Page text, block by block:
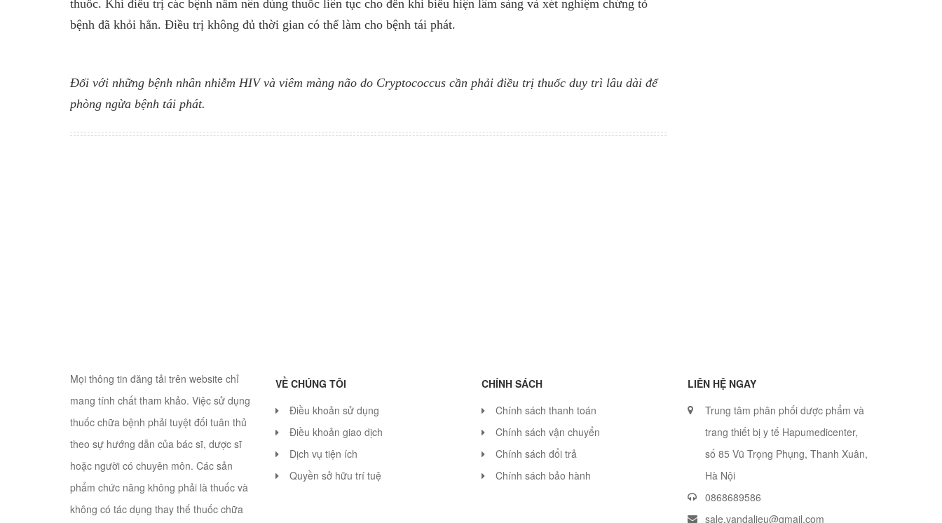
thuốc. Khi điều trị các bệnh nấm nên dùng thuốc liên tục cho đến khi biểu hiện lâm sàng và xét nghiệm chứng tỏ
bệnh đã khỏi hẳn. Điều trị không đủ thời gian có thể làm cho bệnh tái phát.
Đối với những bệnh nhân nhiễm HIV và viêm màng não do Cryptococcus cần phải điều trị thuốc duy trì lâu dài để
phòng ngừa bệnh tái phát.
Mọi thông tin đăng tải trên website chỉ
mang tính chất tham khảo. Việc sử dụng
thuốc chữa bệnh phải tuyệt đối tuân thủ
theo sự hướng dẫn của bác sĩ, dược sĩ
hoặc người có chuyên môn. Các sản
phẩm chức năng không phải là thuốc và
không có tác dụng thay thế thuốc chữa
VỀ CHÚNG TÔI
Điều khoản sử dụng
Điều khoản giao dịch
Dịch vụ tiện ích
Quyền sở hữu trí tuệ
CHÍNH SÁCH
Chính sách thanh toán
Chính sách vận chuyển
Chính sách đổi trả
Chính sách bảo hành
LIÊN HỆ NGAY
Trung tâm phân phối dược phẩm và
trang thiết bị y tế Hapumedicenter,
số 85 Vũ Trọng Phụng, Thanh Xuân,
Hà Nội
0868689586
sale.vandalieu@gmail.com